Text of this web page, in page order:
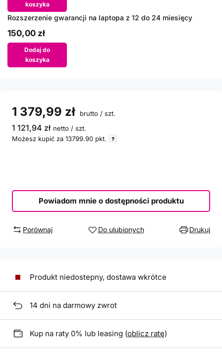
koszyka
Rozszerzenie gwarancji na laptopa z 12 do 24 miesięcy
150,00 zł
Dodaj do
koszyka
1 379,99 zł brutto / szt.
1 121,94 zł netto / szt.
Możesz kupić za 13799.90 pkt.
Powiadom mnie o dostępności produktu
Porównaj Do ulubionych Drukuj
Produkt niedostepny, dostawa wkrótce
14 dni na darmowy zwrot
Kup na raty 0% lub leasing (oblicz ratę)